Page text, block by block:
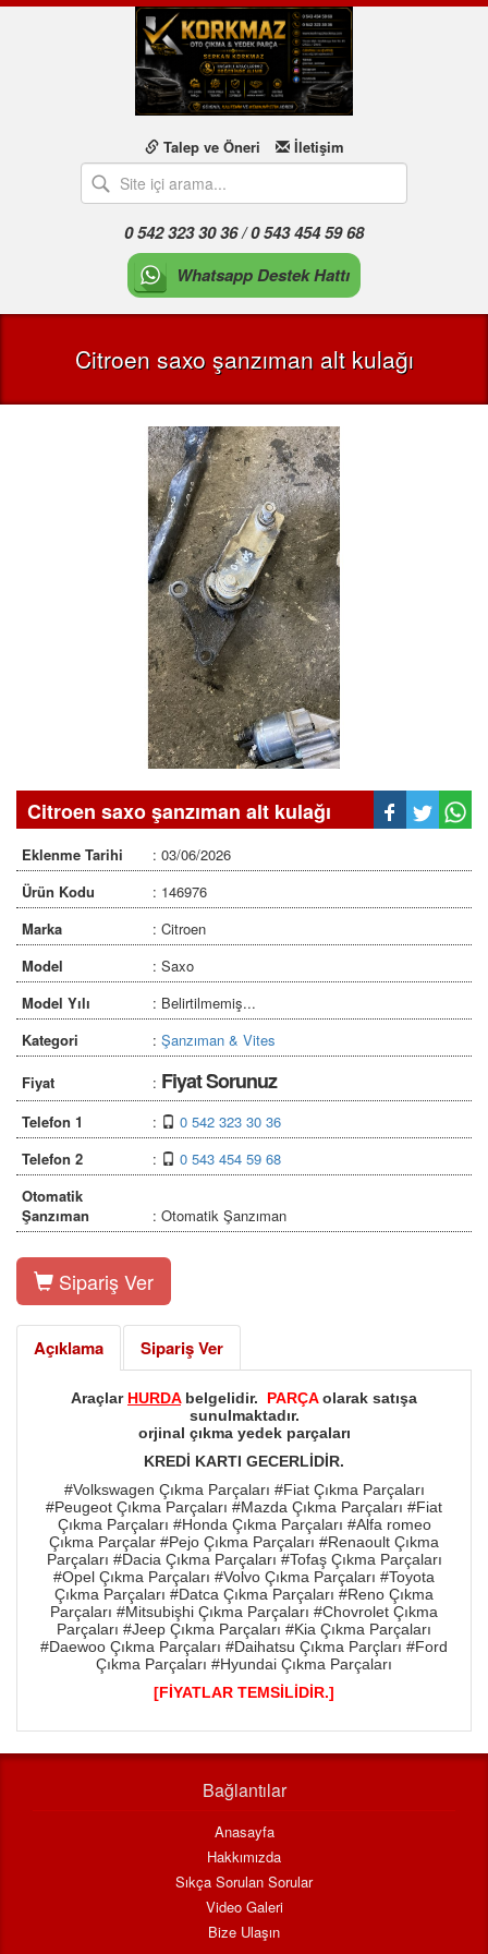
Talep ve Öneri İletişim
0 542 323 30 36 / 0 543 454 59 68
Whatsapp Destek Hattı
Citroen saxo şanzıman alt kulağı
Citroen saxo şanzıman alt kulağı
Eklenme Tarihi
: 03/06/2026
Ürün Kodu
: 146976
Marka
: Citroen
Model
: Saxo
Model Yılı
: Belirtilmemiş...
Kategori
: Şanzıman & Vites
Fiyat : Fiyat Sorunuz
Telefon 1 :
0 542 323 30 36
Telefon 2
:
0 543 454 59 68
Otomatik
Şanzıman
: Otomatik Şanzıman
Sipariş Ver
Açıklama Sipariş Ver
Araçlar HURDAbelgelidir. PARÇAolarak satışa
sunulmaktadır.
orjinal çıkma yedek parçaları
KREDİ KARTI GECERLİDİR.
#Volkswagen Çıkma Parçaları #Fiat Çıkma Parçaları
#Peugeot Çıkma Parçaları #Mazda Çıkma Parçaları #Fiat
Çıkma Parçaları #Honda Çıkma Parçaları #Alfa romeo
Çıkma Parçalar #Pejo Çıkma Parçaları #Renaoult Çıkma
Parçaları #Dacia Çıkma Parçaları #Tofaş Çıkma Parçaları
#Opel Çıkma Parçaları #Volvo Çıkma Parçaları #Toyota
Çıkma Parçaları #Datca Çıkma Parçaları #Reno Çıkma
Parçaları #Mitsubişhi Çıkma Parçaları #Chovrolet Çıkma
Parçaları #Jeep Çıkma Parçaları #Kia Çıkma Parçaları
#Daewoo Çıkma Parçaları #Daihatsu Çıkma Parçları #Ford
Çıkma Parçaları #Hyundai Çıkma Parçaları
[FİYATLAR TEMSİLİDİR.]
Bağlantılar
Anasayfa
Hakkımızda
Sıkça Sorulan Sorular
Video Galeri
Bize Ulaşın